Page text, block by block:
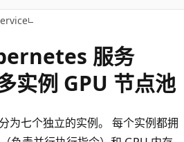
服务
实例 GPU 节点池
为七个独立的实例。 每个实例都拥